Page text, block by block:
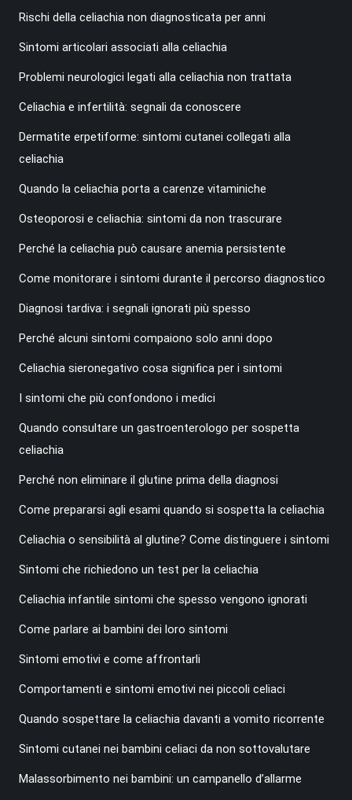
Rischi della celiachia non diagnosticata per anni
Sintomi articolari associati alla celiachia
Problemi neurologici legati alla celiachia non trattata
Celiachia e infertilità: segnali da conoscere
Dermatite erpetiforme: sintomi cutanei collegati alla
celiachia
Quando la celiachia porta a carenze vitaminiche
Osteoporosi e celiachia: sintomi da non trascurare
Perché la celiachia può causare anemia persistente
Come monitorare i sintomi durante il percorso diagnostico
Diagnosi tardiva: i segnali ignorati più spesso
Perché alcuni sintomi compaiono solo anni dopo
Celiachia sieronegativo cosa significa per i sintomi
I sintomi che più confondono i medici
Quando consultare un gastroenterologo per sospetta
celiachia
Perché non eliminare il glutine prima della diagnosi
Come prepararsi agli esami quando si sospetta la celiachia
Celiachia o sensibilità al glutine? Come distinguere i sintomi
Sintomi che richiedono un test per la celiachia
Celiachia infantile sintomi che spesso vengono ignorati
Come parlare ai bambini dei loro sintomi
Sintomi emotivi e come affrontarli
Comportamenti e sintomi emotivi nei piccoli celiaci
Quando sospettare la celiachia davanti a vomito ricorrente
Sintomi cutanei nei bambini celiaci da non sottovalutare
Malassorbimento nei bambini: un campanello d’allarme